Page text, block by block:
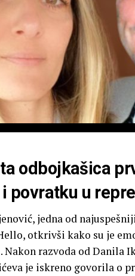
odbojkašica
povratku u
jedna od
otkrivši kako su je
Nakon razvoda od Danila
je iskreno govorila o